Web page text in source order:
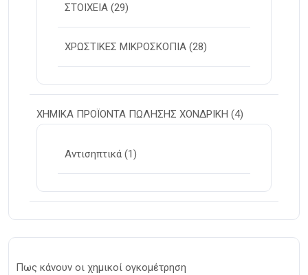
ΣΤΟΙΧΕΙΑ (29)
ΧΡΩΣΤΙΚΕΣ ΜΙΚΡΟΣΚΟΠΙΑ (28)
ΧΗΜΙΚΑ ΠΡΟΪΟΝΤΑ ΠΩΛΗΣΗΣ ΧΟΝΔΡΙΚΗ (4)
Αντισηπτικά (1)
Πως κάνουν οι χημικοί ογκομέτρηση